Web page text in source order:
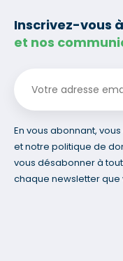
Inscrivez-vous
et nos
En vous abonnant,
et notre politique de
vous désabonner à
chaque newsletter que